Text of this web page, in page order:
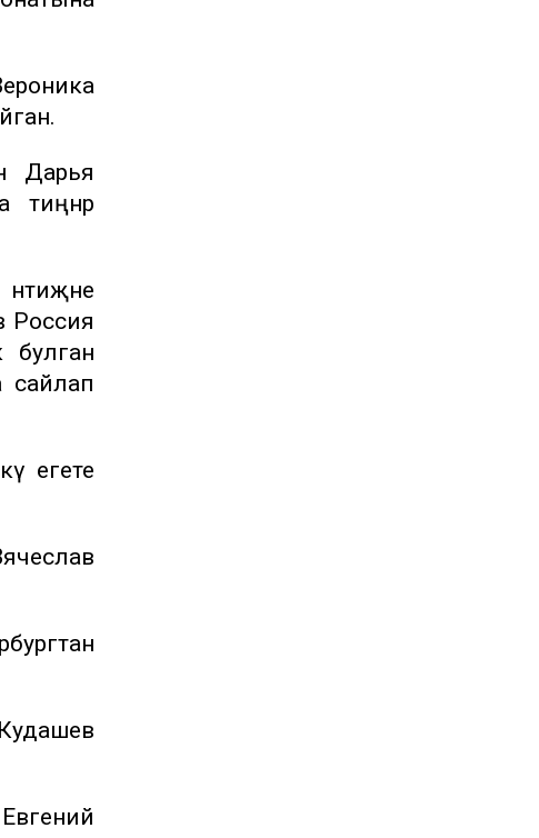
Дарья
Россия
булган
сайлап
егете